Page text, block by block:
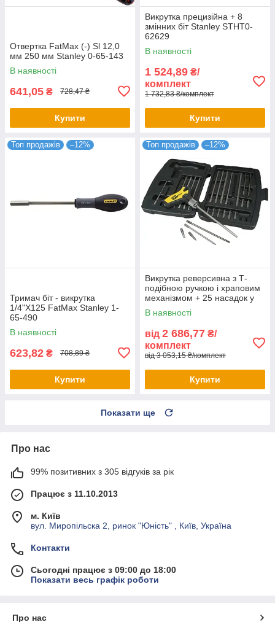
Отвертка FatMax (-) Sl 12,0
мм 250 мм Stanley 0-65-143
В наявності
641,05 ₴ 728,47 ₴
Купити
Викрутка прецизійна + 8
змінних біт Stanley STHT0-
62629
В наявності
1 524,89 ₴/
комплект
1 732,83 ₴/комплект
Купити
Топ продажів –12%
Тримач біт - викрутка
1/4"X125 FatMax Stanley 1-
65-490
В наявності
623,82 ₴ 708,89 ₴
Купити
Топ продажів –12%
Викрутка реверсивна з Т-
подібною ручкою і храповим
механізмом + 25 насадок у
кейсі FatMax Stanley 0-79-
153
В наявності
від 2 686,77 ₴/
комплект
від 3 053,15 ₴/комплект
Купити
Показати ще
Про нас
99% позитивних з 305 відгуків за рік
Працює з 11.10.2013
м. Київ
вул. Миропільска 2, ринок "Юність" , Київ, Україна
Контакти
Сьогодні працює з 09:00 до 18:00
Показати весь графік роботи
Про нас